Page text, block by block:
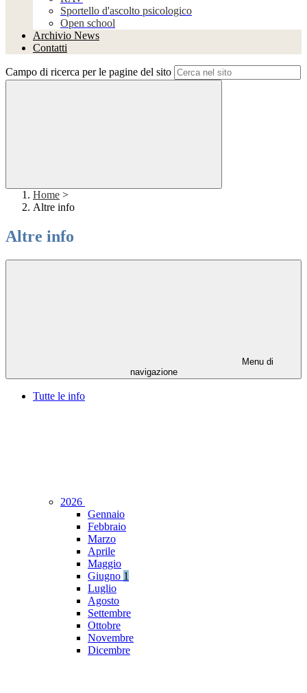
Sportello d'ascolto psicologico
Open school
Archivio News
Contatti
Campo di ricerca per le pagine del sito
Home >
Altre info
Altre info
Menu di
navigazione
Tutte le info
2026
Gennaio
Febbraio
Marzo
Aprile
Maggio
Giugno 1
Luglio
Agosto
Settembre
Ottobre
Novembre
Dicembre